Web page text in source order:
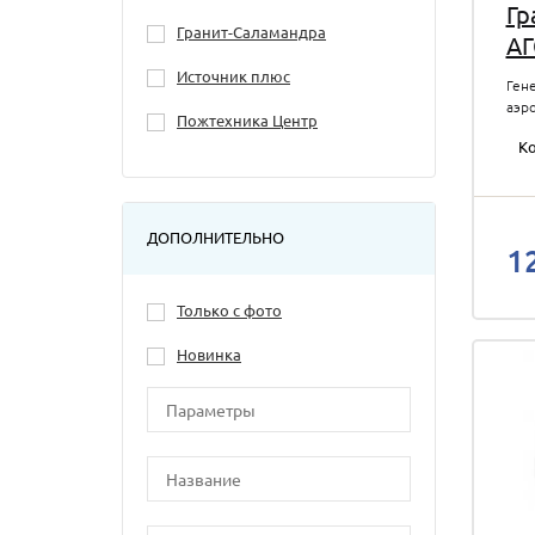
Гранит-Саламандра
Источник плюс
Пожтехника Центр
ДОПОЛНИТЕЛЬНО
Только с фото
Новинка
t-